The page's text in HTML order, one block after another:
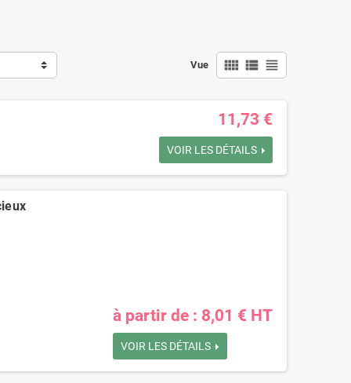
Vue view_comfy view_list view_headline
11,73 €
VOIR LES DÉTAILS
à partir de : 8,01 € HT
VOIR LES DÉTAILS